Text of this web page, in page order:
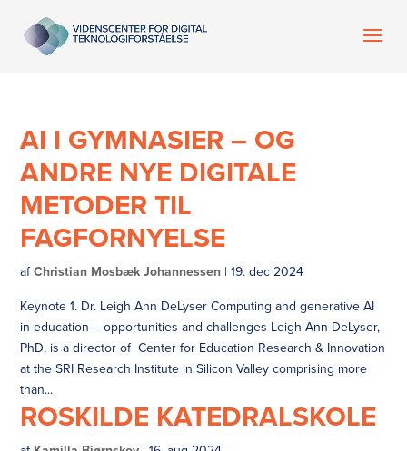
AI I GYMNASIER – OG
ANDRE NYE DIGITALE
METODER TIL
FAGFORNYELSE
afChristian Mosbæk Johannessen |19. dec 2024
Keynote 1. Dr. Leigh Ann DeLyser Computing and generative AI
in education – opportunities and challenges Leigh Ann DeLyser,
PhD, is a director of Center for Education Research & Innovation
at the SRI Research Institute in Silicon Valley comprising more
than...
ROSKILDE KATEDRALSKOLE